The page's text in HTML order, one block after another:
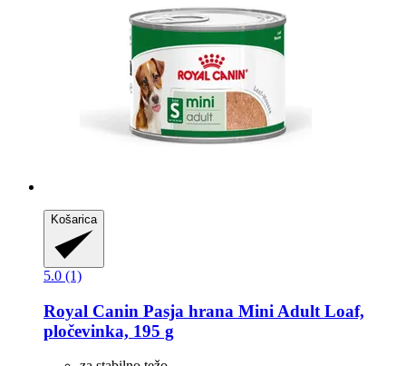
Košarica
5.0 (1)
Royal Canin Pasja hrana Mini Adult Loaf,
pločevinka, 195 g